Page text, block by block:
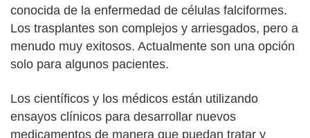
conocida de la enfermedad de células falciformes.
Los trasplantes son complejos y arriesgados, pero a
menudo muy exitosos. Actualmente son una opción
solo para algunos pacientes.
Los científicos y los médicos están utilizando
ensayos clínicos para desarrollar nuevos
medicamentos de manera que puedan tratar y